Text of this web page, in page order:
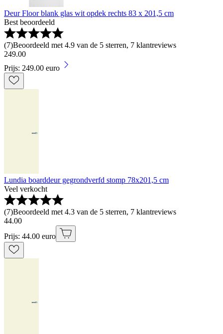
Deur Floor blank glas wit opdek rechts 83 x 201,5 cm
Best beoordeeld
(7)Beoordeeld met 4.9 van de 5 sterren, 7 klantreviews
249.00
Prijs: 249.00 euro
Lundia boarddeur gegrondverfd stomp 78x201,5 cm
Veel verkocht
(7)Beoordeeld met 4.3 van de 5 sterren, 7 klantreviews
44.00
Prijs: 44.00 euro